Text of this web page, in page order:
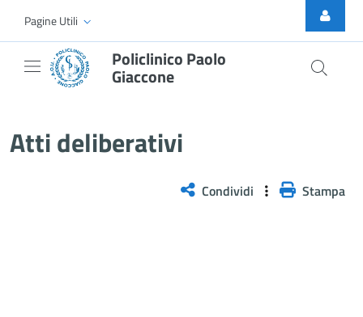
Skip to Main Content
Pagine Utili
Policlinico Paolo
Giaccone
Atti deliberativi
Condividi Stampa